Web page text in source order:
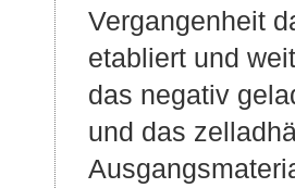
Vergangenheit
etabliert und
das negativ
und das